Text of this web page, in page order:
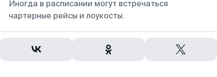
Иногда в расписании могут встречаться
чартерные рейсы и лоукосты.